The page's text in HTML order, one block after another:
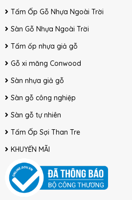
Tấm Ốp Gỗ Nhựa Ngoài Trời
Sàn Gỗ Nhựa Ngoài Trời
Tấm ốp nhựa giả gỗ
Gỗ xi măng Conwood
Sàn nhựa giả gỗ
Sàn gỗ công nghiệp
Sàn gỗ tự nhiên
Tấm Ốp Sợi Than Tre
KHUYẾN MÃI